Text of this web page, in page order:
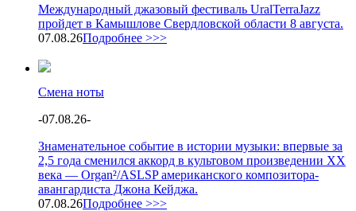
Международный джазовый фестиваль UralTerraJazz
пройдет в Камышлове Свердловской области 8 августа.
07.08.26Подробнее >>>
Смена ноты
-07.08.26-
Знаменательное событие в истории музыки: впервые за
2,5 года сменился аккорд в культовом произведении XX
века — Organ²/ASLSP американского композитора-
авангардиста Джона Кейджа.
07.08.26Подробнее >>>